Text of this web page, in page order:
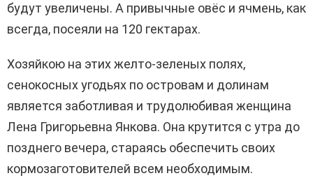
будут увеличены. А привычные овёс и ячмень, как
всегда, посеяли на 120 гектарах.
Хозяйкою на этих желто-зеленых полях,
сенокосных угодьях по островам и долинам
является заботливая и трудолюбивая женщина
Лена Григорьевна Янкова. Она крутится с утра до
позднего вечера, стараясь обеспечить своих
кормозаготовителей всем необходимым.